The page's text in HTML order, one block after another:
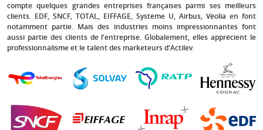
compte quelques grandes entreprises françaises parmi ses meilleurs
clients. EDF, SNCF, TOTAL, EIFFAGE, Système U, Airbus, Véolia en font
notamment partie. Mais des industries moins impressionnantes font
aussi partie des clients de l'entreprise. Globalement, elles apprécient le
professionnalisme et le talent des marketeurs d'Actilev.